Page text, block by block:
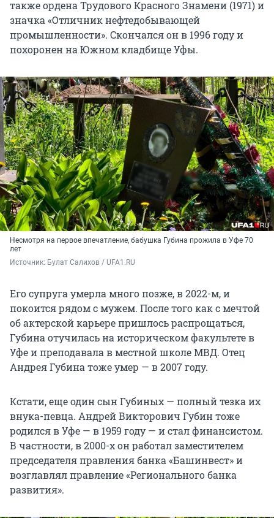
также ордена Трудового Красного Знамени (1971) и
значка «Отличник нефтедобывающей
промышленности». Скончался он в 1996 году и
похоронен на Южном кладбище Уфы.
Несмотря на первое впечатление, бабушка Губина прожила в Уфе 70
лет
Источник: Булат Салихов / UFA1.RU
Его супруга умерла много позже, в 2022-м, и
покоится рядом с мужем. После того как с мечтой
об актерской карьере пришлось распрощаться,
Губина отучилась на историческом факультете в
Уфе и преподавала в местной школе МВД. Отец
Андрея Губина тоже умер — в 2007 году.
Кстати, еще один сын Губиных — полный тезка их
внука-певца. Андрей Викторович Губин тоже
родился в Уфе — в 1959 году — и стал финансистом.
В частности, в 2000-х он работал заместителем
председателя правления банка «Башинвест» и
возглавлял правление «Регионального банка
развития».